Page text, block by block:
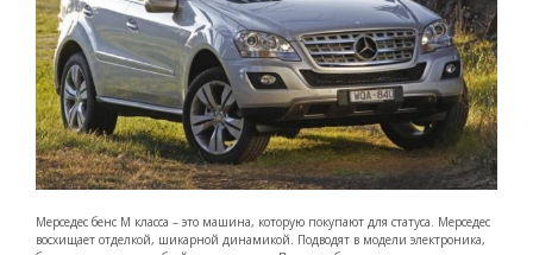
Мерседес бенс М класса – это машина, которую покупают для статуса. Мерседес
восхищает отделкой, шикарной динамикой. Подводят в модели электроника,